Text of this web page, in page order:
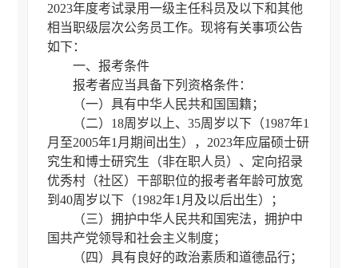
2023年度考试录用一级主任科员及以下和其他
相当职级层次公务员工作。现将有关事项公告
如下：
一、报考条件
报考者应当具备下列资格条件：
（一）具有中华人民共和国国籍；
（二）18周岁以上、35周岁以下（1987年1
月至2005年1月期间出生），2023年应届硕士研
究生和博士研究生（非在职人员）、定向招录
优秀村（社区）干部职位的报考者年龄可放宽
到40周岁以下（1982年1月及以后出生）；
（三）拥护中华人民共和国宪法，拥护中
国共产党领导和社会主义制度；
（四）具有良好的政治素质和道德品行；